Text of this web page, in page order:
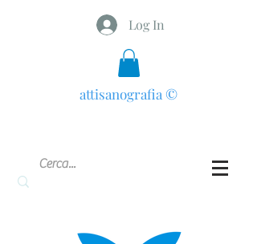
Log In
attisanografia ©